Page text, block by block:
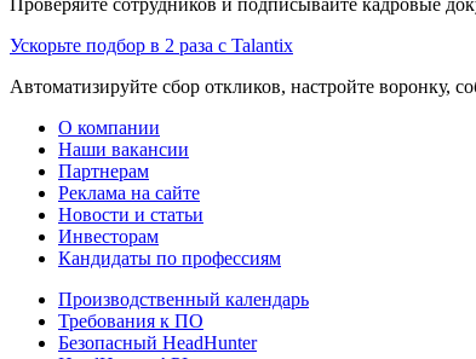
Ускорьте подбор в 2 раза с Talantix
Автоматизируйте сбор откликов, настройте воронку,
О компании
Наши вакансии
Партнерам
Реклама на сайте
Новости и статьи
Инвесторам
Кандидаты по профессиям
Производственный календарь
Требования к ПО
Безопасный HeadHunter